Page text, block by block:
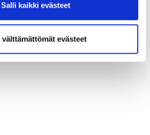
Salli kaikki evästeet
välttämättömät evästeet